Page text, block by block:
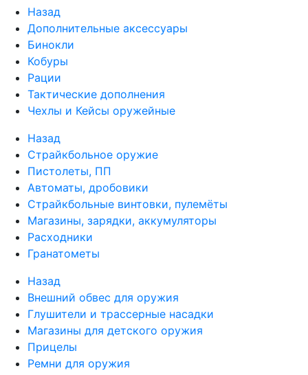
Назад
Дополнительные аксессуары
Бинокли
Кобуры
Рации
Тактические дополнения
Чехлы и Кейсы оружейные
Назад
Страйкбольное оружие
Пистолеты, ПП
Автоматы, дробовики
Страйкбольные винтовки, пулемёты
Магазины, зарядки, аккумуляторы
Расходники
Гранатометы
Назад
Внешний обвес для оружия
Глушители и трассерные насадки
Магазины для детского оружия
Прицелы
Ремни для оружия